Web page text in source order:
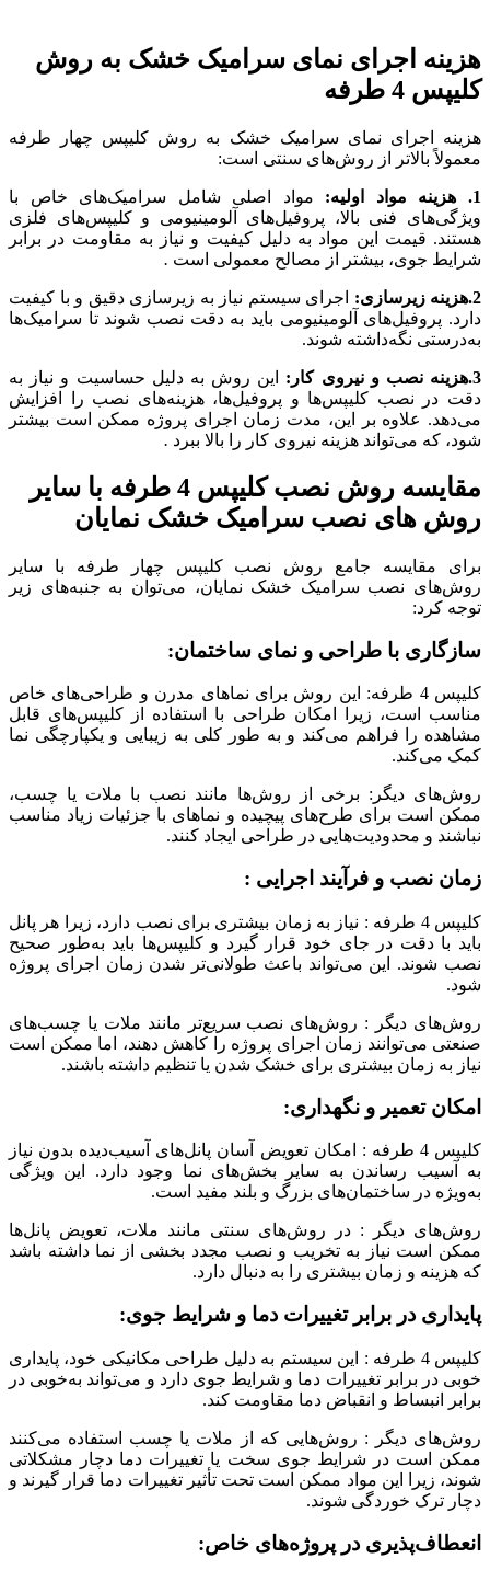
هزینه اجرای نمای سرامیک خشک به روش
کلیپس 4 طرفه
هزینه اجرای نمای سرامیک خشک به روش کلیپس چهار طرفه
معمولاً بالاتر از روش‌های سنتی است:
1. هزینه مواد اولیه:
مواد اصلی شامل سرامیک‌های خاص با
ویژگی‌های فنی بالا، پروفیل‌های آلومینیومی و کلیپس‌های فلزی
هستند. قیمت این مواد به دلیل کیفیت و نیاز به مقاومت در برابر
شرایط جوی، بیشتر از مصالح معمولی است .
2.هزینه زیرسازی:
اجرای سیستم نیاز به زیرسازی دقیق و با کیفیت
دارد. پروفیل‌های آلومینیومی باید به دقت نصب شوند تا سرامیک‌ها
به‌درستی نگه‌داشته شوند.
3.هزینه نصب و نیروی کار:
این روش به دلیل حساسیت و نیاز به
دقت در نصب کلیپس‌ها و پروفیل‌ها، هزینه‌های نصب را افزایش
می‌دهد. علاوه بر این، مدت زمان اجرای پروژه ممکن است بیشتر
شود، که می‌تواند هزینه نیروی کار را بالا ببرد .
مقایسه روش نصب کلیپس 4 طرفه با سایر
روش های نصب سرامیک خشک نمایان
برای مقایسه جامع روش نصب کلیپس چهار طرفه با سایر
روش‌های نصب سرامیک خشک نمایان، می‌توان به جنبه‌های زیر
توجه کرد:
سازگاری با طراحی و نمای ساختمان:
کلیپس 4 طرفه: این روش برای نماهای مدرن و طراحی‌های خاص
مناسب است، زیرا امکان طراحی با استفاده از کلیپس‌های قابل
مشاهده را فراهم می‌کند و به طور کلی به زیبایی و یکپارچگی نما
کمک می‌کند.
روش‌های دیگر: برخی از روش‌ها مانند نصب با ملات یا چسب،
ممکن است برای طرح‌های پیچیده و نماهای با جزئیات زیاد مناسب
نباشند و محدودیت‌هایی در طراحی ایجاد کنند.
زمان نصب و فرآیند اجرایی :
کلیپس 4 طرفه : نیاز به زمان بیشتری برای نصب دارد، زیرا هر پانل
باید با دقت در جای خود قرار گیرد و کلیپس‌ها باید به‌طور صحیح
نصب شوند. این می‌تواند باعث طولانی‌تر شدن زمان اجرای پروژه
شود.
روش‌های دیگر : روش‌های نصب سریع‌تر مانند ملات یا چسب‌های
صنعتی می‌توانند زمان اجرای پروژه را کاهش دهند، اما ممکن است
نیاز به زمان بیشتری برای خشک شدن یا تنظیم داشته باشند.
امکان تعمیر و نگهداری:
کلیپس 4 طرفه : امکان تعویض آسان پانل‌های آسیب‌دیده بدون نیاز
به آسیب رساندن به سایر بخش‌های نما وجود دارد. این ویژگی
به‌ویژه در ساختمان‌های بزرگ و بلند مفید است.
روش‌های دیگر : در روش‌های سنتی مانند ملات، تعویض پانل‌ها
ممکن است نیاز به تخریب و نصب مجدد بخشی از نما داشته باشد
که هزینه و زمان بیشتری را به دنبال دارد.
پایداری در برابر تغییرات دما و شرایط جوی:
کلیپس 4 طرفه : این سیستم به دلیل طراحی مکانیکی خود، پایداری
خوبی در برابر تغییرات دما و شرایط جوی دارد و می‌تواند به‌خوبی در
برابر انبساط و انقباض دما مقاومت کند.
روش‌های دیگر : روش‌هایی که از ملات یا چسب استفاده می‌کنند
ممکن است در شرایط جوی سخت یا تغییرات دما دچار مشکلاتی
شوند، زیرا این مواد ممکن است تحت تأثیر تغییرات دما قرار گیرند و
دچار ترک خوردگی شوند.
انعطاف‌پذیری در پروژه‌های خاص: